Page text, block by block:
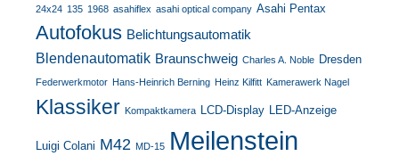
24x24 135 1968 asahiflex asahi optical company Asahi Pentax
Autofokus Belichtungsautomatik
Blendenautomatik Braunschweig Charles A. Noble Dresden
Federwerkmotor Hans-Heinrich Berning Heinz Kilfitt Kamerawerk Nagel
Klassiker Kompaktkamera LCD-Display LED-Anzeige
Luigi Colani M42 MD-15 Meilenstein